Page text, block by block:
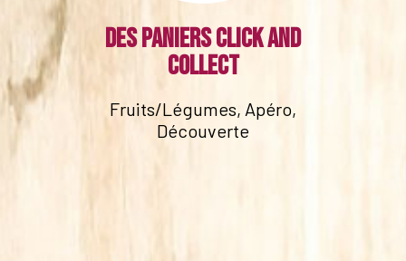
Des paniers click and
collect
Fruits/Légumes, Apéro,
Découverte